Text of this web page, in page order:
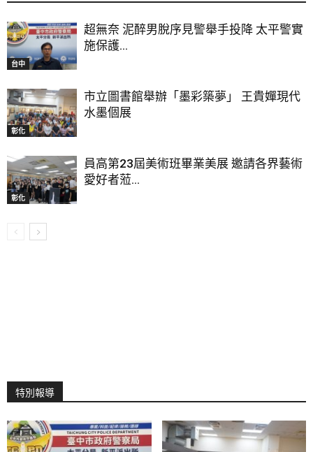
台中
超無奈 泥醉男脫序見警舉手投降 太平警實
施保護...
彰化
市立圖書館舉辦「墨彩築夢」 王貴嬋現代
水墨個展
彰化
員高第23屆美術班畢業美展 邀請各界藝術
愛好者蒞...
特別報導